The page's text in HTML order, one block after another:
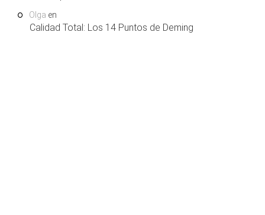
Olga en
Calidad Total: Los 14 Puntos de Deming